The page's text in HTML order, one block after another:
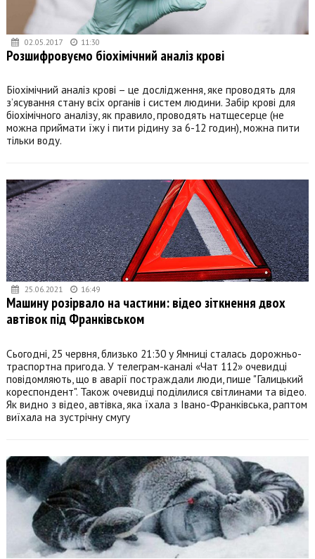
02.05.2017 11:30
Розшифровуємо біохімічний аналіз крові
Біохімічний аналіз крові – це дослідження, яке проводять для
з’ясування стану всіх органів і систем людини. Забір крові для
біохімічного аналізу, як правило, проводять натщесерце (не
можна приймати їжу і пити рідину за 6-12 годин), можна пити
тільки воду.
25.06.2021 16:49
Машину розірвало на частини: відео зіткнення двох
автівок під Франківськом
Сьогодні, 25 червня, близько 21:30 у Ямниці сталась дорожньо-
траспортна пригода. У телеграм-каналі «Чат 112» очевидці
повідомляють, що в аварії постраждали люди, пише "Галицький
кореспондент". Також очевидці поділилися світлинами та відео.
Як видно з відео, автівка, яка їхала з Івано-Франківська, раптом
виїхала на зустрічну смугу